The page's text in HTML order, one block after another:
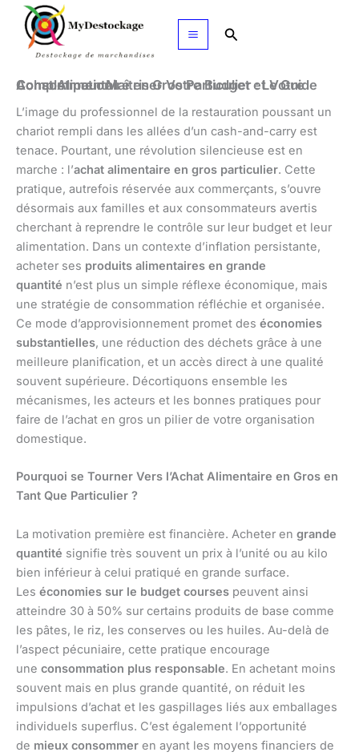
Aller
contenu
Rechercher
Achat Alimentaire en Gros Particulier : Le Guide Complet pour Maîtriser Votre Budget et Votre Consommation
L’image du professionnel de la restauration poussant un
chariot rempli dans les allées d’un cash-and-carry est
tenace. Pourtant, une révolution silencieuse est en
marche : l’achat alimentaire en gros particulier. Cette
pratique, autrefois réservée aux commerçants, s’ouvre
désormais aux familles et aux consommateurs avertis
cherchant à reprendre le contrôle sur leur budget et leur
alimentation. Dans un contexte d’inflation persistante,
acheter ses produits alimentaires en grande
quantité n’est plus un simple réflexe économique, mais
une stratégie de consommation réfléchie et organisée.
Ce mode d’approvisionnement promet des économies
substantielles, une réduction des déchets grâce à une
meilleure planification, et un accès direct à une qualité
souvent supérieure. Décortiquons ensemble les
mécanismes, les acteurs et les bonnes pratiques pour
faire de l’achat en gros un pilier de votre organisation
domestique.
Pourquoi se Tourner Vers l’Achat Alimentaire en Gros en
Tant Que Particulier ?
La motivation première est financière. Acheter en grande
quantité signifie très souvent un prix à l’unité ou au kilo
bien inférieur à celui pratiqué en grande surface.
Les économies sur le budget courses peuvent ainsi
atteindre 30 à 50% sur certains produits de base comme
les pâtes, le riz, les conserves ou les huiles. Au-delà de
l’aspect pécuniaire, cette pratique encourage
une consommation plus responsable. En achetant moins
souvent mais en plus grande quantité, on réduit les
impulsions d’achat et les gaspillages liés aux emballages
individuels superflus. C’est également l’opportunité
de mieux consommer en ayant les moyens financiers de